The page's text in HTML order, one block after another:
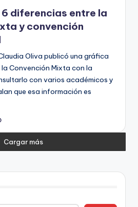
diferencias entre la
y convención
Oliva publicó una gráfica
Convención Mixta con la
con varios académicos y
que esa información es
Cargar más